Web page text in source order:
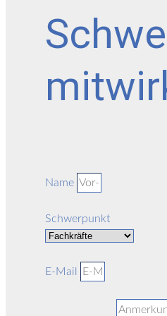
Name
Schwerpunkt
E-Mail